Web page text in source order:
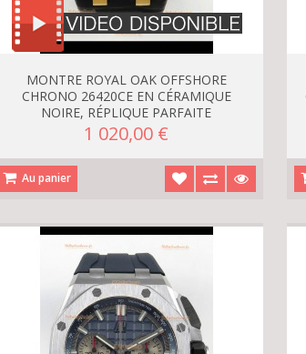
MONTRE ROYAL OAK OFFSHORE
CHRONO 26420CE EN CÉRAMIQUE
NOIRE, RÉPLIQUE PARFAITE
1 020,00 €
Au panier